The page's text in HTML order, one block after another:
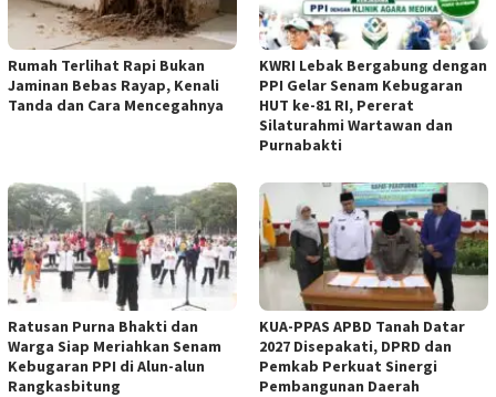
Rumah Terlihat Rapi Bukan
Jaminan Bebas Rayap, Kenali
Tanda dan Cara Mencegahnya
KWRI Lebak Bergabung dengan
PPI Gelar Senam Kebugaran
HUT ke-81 RI, Pererat
Silaturahmi Wartawan dan
Purnabakti
Ratusan Purna Bhakti dan
Warga Siap Meriahkan Senam
Kebugaran PPI di Alun-alun
Rangkasbitung
KUA-PPAS APBD Tanah Datar
2027 Disepakati, DPRD dan
Pemkab Perkuat Sinergi
Pembangunan Daerah